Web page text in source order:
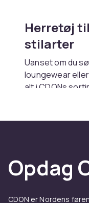
Herretøj
stilarter
Uanset om du
loungewear
alt i CDONs
kendte mærker i
komfort
Opdag
CDON er Nordens